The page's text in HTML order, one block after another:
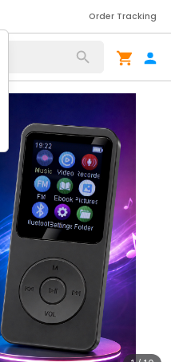
Order Tracking